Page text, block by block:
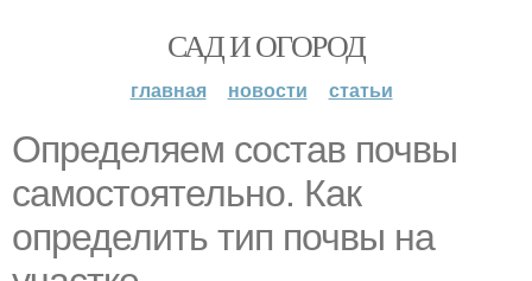
САД И ОГОРОД
главная новости статьи
Определяем состав почвы
самостоятельно. Как
определить тип почвы на